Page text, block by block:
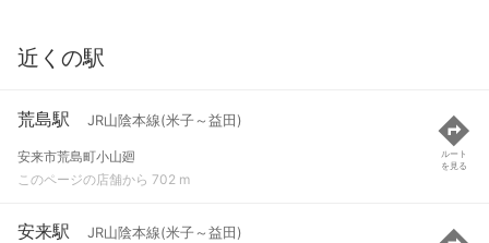
近くの駅
荒島駅 JR山陰本線(米子～益田)
安来市荒島町小山廻
このページの店舗から 702 m
ルート
を見る
安来駅 JR山陰本線(米子～益田)